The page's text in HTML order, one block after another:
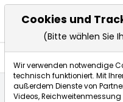
Cookies und
(Bitte wählen Sie
Wir verwenden notwendige
technisch funktioniert. Mit
außerdem Dienste von
Videos,